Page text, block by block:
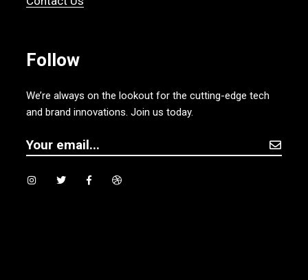
Follow
We’re always on the lookout for the cutting-edge tech
and brand innovations. Join us today.